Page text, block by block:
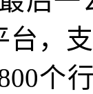
台，
个